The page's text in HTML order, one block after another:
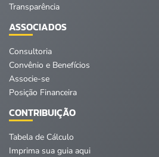
Transparência
ASSOCIADOS
Consultoria
Convênio e Benefícios
Associe-se
Posição Financeira
CONTRIBUIÇÃO
Tabela de Cálculo
Imprima sua guia aqui